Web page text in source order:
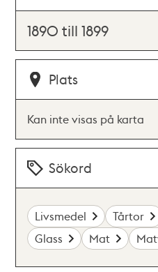
1890 till 1899
Plats
Kan inte visas på karta
Sökord
Livsmedel Tårtor
Glass
Mat